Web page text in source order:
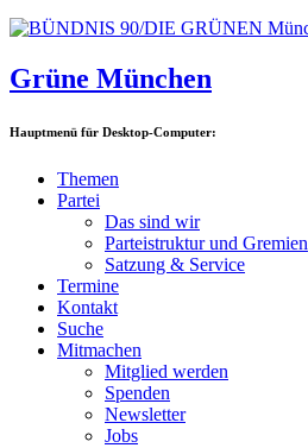
Grüne München
Hauptmenü für Desktop-Computer:
Themen
Partei
Das sind wir
Parteistruktur und Gremien
Satzung & Service
Termine
Kontakt
Suche
Mitmachen
Mitglied werden
Spenden
Newsletter
Jobs